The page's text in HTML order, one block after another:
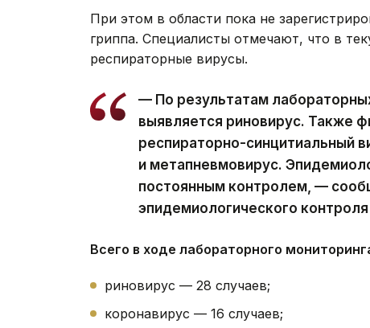
При этом в области пока не
гриппа. Специалисты отмечают, что в
респираторные вирусы.
— По результатам
выявляется риновирус. Также
респираторно-синцитиальный
и метапневмовирус.
постоянным контролем, —
эпидемиологического
Всего в ходе лабораторного
риновирус — 28 случаев;
коронавирус — 16 случаев;